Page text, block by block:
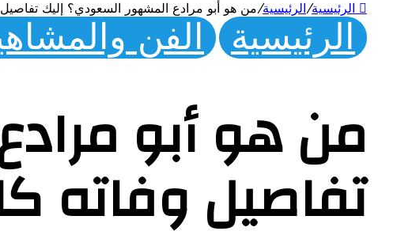
الرئيسية/الرئيسية/من هو أبو مرادع المشهور السعودي؟ إليك تفاصيل
الرئيسية الفن
من هو أبو
تفاصيل وفاته